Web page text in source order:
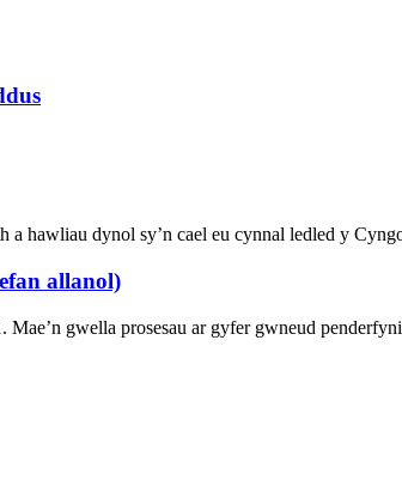
hawliau dynol sy’n cael eu cynnal ledled y
allanol)
gwella prosesau ar gyfer gwneud